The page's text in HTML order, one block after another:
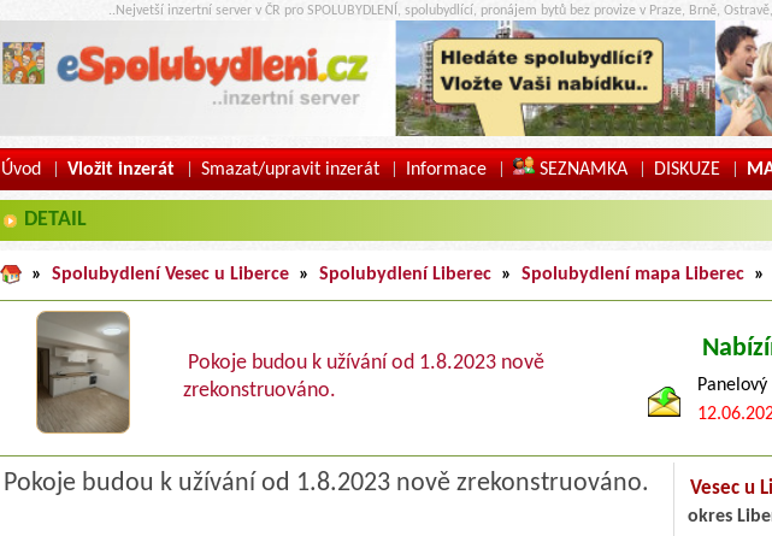
..Nejvetší inzertní server v ČR pro SPOLUBYDLENÍ, spolubydlící, pronájem bytů bez provize v Praze, Brně,
Úvod | Vložit inzerát | Smazat/upravit inzerát | Informace | SEZNAMKA | DISKUZE |
DETAIL
» Spolubydlení Vesec u Liberce » Spolubydlení Liberec » Spolubydlení mapa Liberec »
Pokoje budou k užívání od 1.8.2023 nově
zrekonstruováno.
Pokoje budou k užívání od 1.8.2023 nově zrekonstruováno. Vesec u
okres